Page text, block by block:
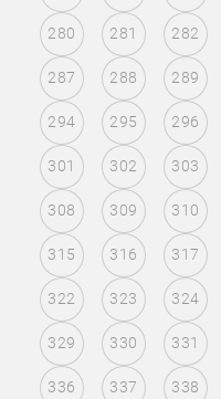
280 281 282
287 288 289
294 295 296
301 302 303
308 309 310
315 316 317
322 323 324
329 330 331
336 337 338